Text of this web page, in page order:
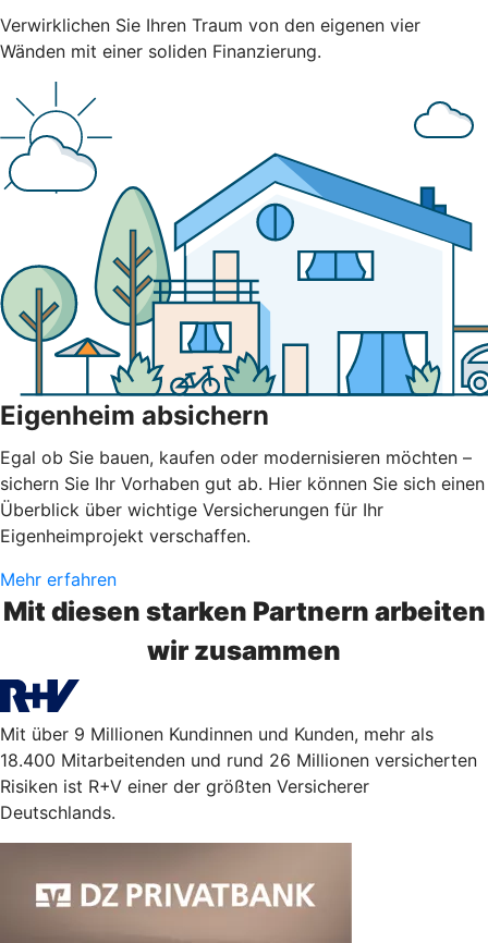
Verwirklichen Sie Ihren Traum von den eigenen vier
Wänden mit einer soliden Finanzierung.
Eigenheim absichern
Egal ob Sie bauen, kaufen oder modernisieren möchten –
sichern Sie Ihr Vorhaben gut ab. Hier können Sie sich einen
Überblick über wichtige Versicherungen für Ihr
Eigenheimprojekt verschaffen.
Mehr erfahren
Mit diesen starken Partnern arbeiten
wir zusammen
Mit über 9 Millionen Kundinnen und Kunden, mehr als
18.400 Mitarbeitenden und rund 26 Millionen versicherten
Risiken ist R+V einer der größten Versicherer
Deutschlands.